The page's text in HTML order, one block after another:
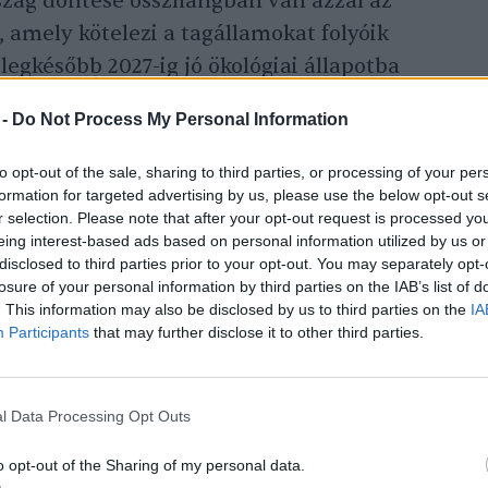
Do Not Process My Personal Information
opt-out of the sale, sharing to third parties, or processing of your
for targeted advertising by us, please use the below opt-out
selection. Please note that after your opt-out request is processed
interest-based ads based on personal information utilized by us
to third parties prior to your opt-out. You may separately
of your personal information by third parties on the IAB’s list of
This information may also be disclosed by us to third parties on the
Participants that may further disclose it to other third parties.
Data Processing Opt Outs
opt-out of the Sharing of my personal data.
amely kötelezi a tagállamokat folyóik
2027-ig jó ökológiai állapotba
gátak eltávolításával az országok fontos
vállalt kötelezettségeik
helyreáll a folyók összeköttetése, nő a
a halállomány.
a vízfolyásokat, a természetes
egymáshoz kapcsolódni. Emellett
és a vándorló halak útját, valamint
a vízfolyásokat. Ennek hatására
az adott területen honos halfajok
viszont elszaporodhatnak. Egy
a világ 246 leghosszabb folyójának